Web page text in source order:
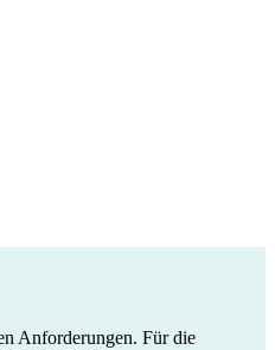
Anforderungen. Für die